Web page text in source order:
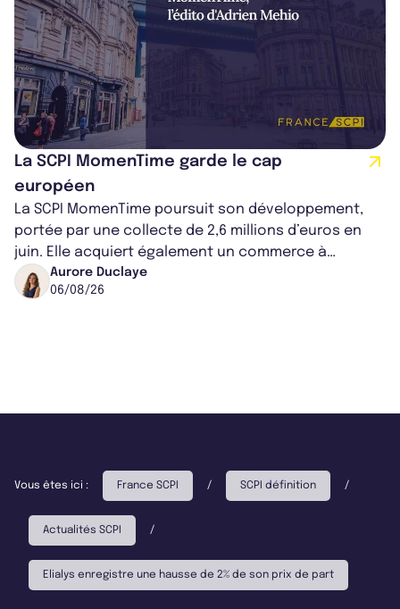
La SCPI MomenTime garde le cap
européen
La SCPI MomenTime poursuit son développement,
portée par une collecte de 2,6 millions d’euros en
juin. Elle acquiert également un commerce à
Worcester, place une plateforme logisti...
Aurore Duclaye
06/08/26
Vous êtes ici : France SCPI / SCPI définition /
Actualités SCPI /
Elialys enregistre une hausse de 2% de son prix de part